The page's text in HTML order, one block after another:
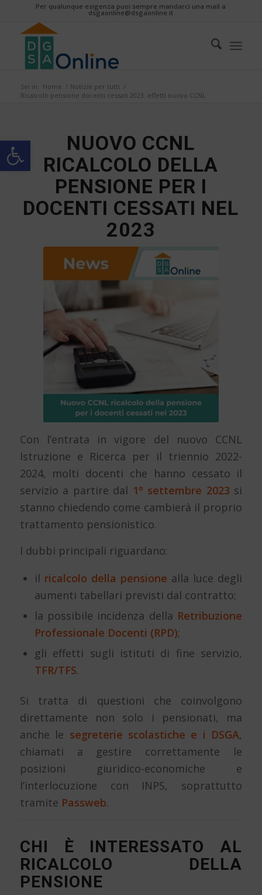
Apri la barra degli strumenti
Per qualunque esigenza puoi sempre mandarci una mail a
dsgaonline@dsgaonline.it
Sei in: Home / Notizie per tutti /
Ricalcolo pensione docenti cessati 2023: effetti nuovo CCNL
NUOVO CCNL
RICALCOLO DELLA
PENSIONE PER I
DOCENTI CESSATI NEL
2023
Con l’entrata in vigore del nuovo CCNL
Istruzione e Ricerca per il triennio 2022-
2024, molti docenti che hanno cessato il
servizio a partire dal 1° settembre 2023 si
stanno chiedendo come cambierà il proprio
trattamento pensionistico.
I dubbi principali riguardano:
il ricalcolo della pensione alla luce degli
aumenti tabellari previsti dal contratto;
la possibile incidenza della Retribuzione
Professionale Docenti (RPD);
gli effetti sugli istituti di fine servizio,
TFR/TFS.
Si tratta di questioni che coinvolgono
direttamente non solo i pensionati, ma
anche le segreterie scolastiche e i DSGA,
chiamati a gestire correttamente le
posizioni giuridico-economiche e
l’interlocuzione con INPS, soprattutto
tramite Passweb.
CHI È INTERESSATO AL
RICALCOLO DELLA
PENSIONE